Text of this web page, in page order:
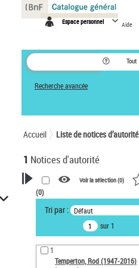
Espace personnel Aide
Tout
Recherche avancée
Accueil Liste de notices d’autorité
1 Notices d'autorité
VOTRE RECHERCHE
Recherche avancée dans les
notices d’autorité
Œuvres liées à l'auteur :
Temperton, Rod (1947-2016)
Voir la sélection (0)
(0)
Tri par : Défaut
sur 1
1
Temperton, Rod (1947-2016)
Panneau de gestion des cookies